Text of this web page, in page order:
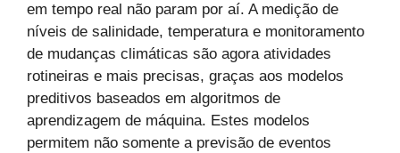
em tempo real não param por aí. A medição de
níveis de salinidade, temperatura e monitoramento
de mudanças climáticas são agora atividades
rotineiras e mais precisas, graças aos modelos
preditivos baseados em algoritmos de
aprendizagem de máquina. Estes modelos
permitem não somente a previsão de eventos